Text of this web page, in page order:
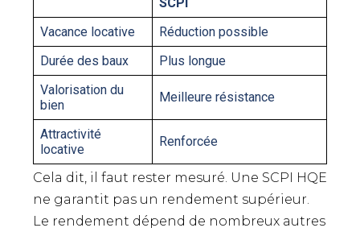
Vacance locative
Réduction possible
Durée des baux
Plus longue
Valorisation du
bien
Meilleure résistance
Attractivité
locative
Renforcée
Cela dit, il faut rester mesuré. Une SCPI HQE
ne garantit pas un rendement supérieur.
Le rendement dépend de nombreux autres